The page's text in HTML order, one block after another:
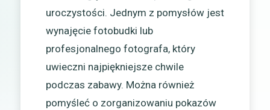
uroczystości. Jednym z pomysłów jest
wynajęcie fotobudki lub
profesjonalnego fotografa, który
uwieczni najpiękniejsze chwile
podczas zabawy. Można również
pomyśleć o zorganizowaniu pokazów